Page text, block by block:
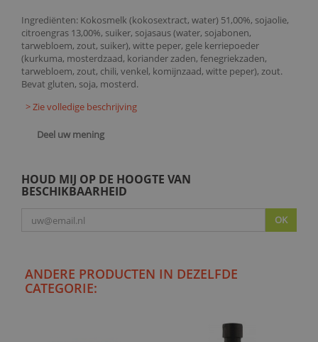
Ingrediënten: Kokosmelk (kokosextract, water) 51,00%, sojaolie,
citroengras 13,00%, suiker, sojasaus (water, sojabonen,
tarwebloem, zout, suiker), witte peper, gele kerriepoeder
(kurkuma, mosterdzaad, koriander zaden, fenegriekzaden,
tarwebloem, zout, chili, venkel, komijnzaad, witte peper), zout.
Bevat gluten, soja, mosterd.
> Zie volledige beschrijving
Deel uw mening
HOUD MIJ OP DE HOOGTE VAN
BESCHIKBAARHEID
OK
ANDERE PRODUCTEN IN DEZELFDE
CATEGORIE: